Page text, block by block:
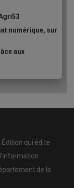
numérique, sur
aux
qui édite
de la